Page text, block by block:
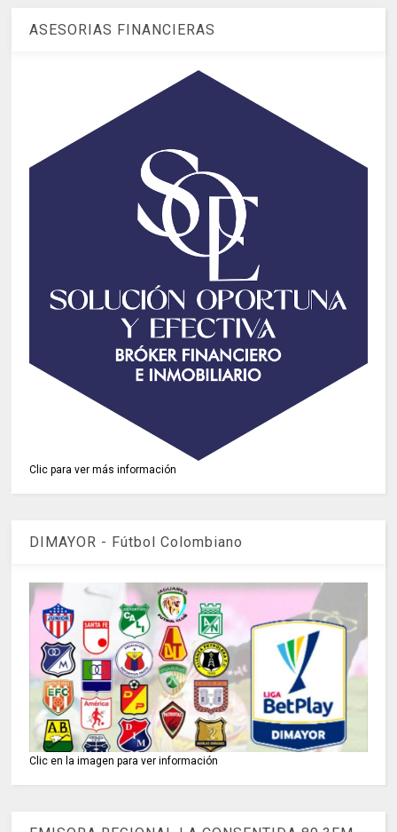
ASESORIAS FINANCIERAS
Clic para ver más información
DIMAYOR - Fútbol Colombiano
Clic en la imagen para ver información